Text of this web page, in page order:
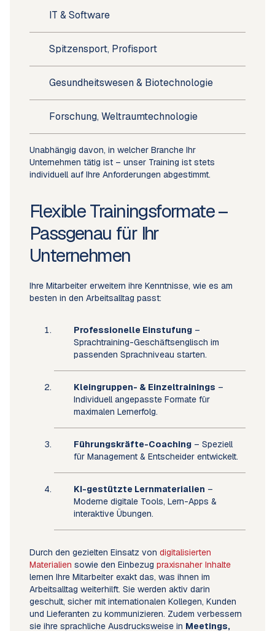
IT & Software
Spitzensport, Profisport
Gesundheitswesen & Biotechnologie
Forschung, Weltraumtechnologie
Unabhängig davon, in welcher Branche Ihr
Unternehmen tätig ist – unser Training ist stets
individuell auf Ihre Anforderungen abgestimmt.
Flexible Trainingsformate –
Passgenau für Ihr
Unternehmen
Ihre Mitarbeiter erweitern ihre Kenntnisse, wie es am
besten in den Arbeitsalltag passt:
Professionelle Einstufung –
Sprachtraining-Geschäftsenglisch im
passenden Sprachniveau starten.
Kleingruppen- & Einzeltrainings –
Individuell angepasste Formate für
maximalen Lernerfolg.
Führungskräfte-Coaching – Speziell
für Management & Entscheider entwickelt.
KI-gestützte Lernmaterialien –
Moderne digitale Tools, Lern-Apps &
interaktive Übungen.
Durch den gezielten Einsatz von digitalisierten
Materialien sowie den Einbezug praxisnaher Inhalte
lernen Ihre Mitarbeiter exakt das, was ihnen im
Arbeitsalltag weiterhilft. Sie werden aktiv darin
geschult, sicher mit internationalen Kollegen, Kunden
und Lieferanten zu kommunizieren. Zudem verbessern
sie ihre sprachliche Ausdrucksweise in Meetings,